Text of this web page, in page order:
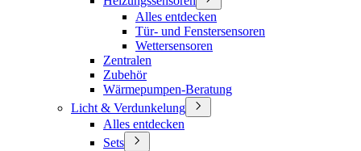
Alles entdecken
Tür- und Fenstersensoren
Wettersensoren
Zentralen
Zubehör
Wärmepumpen-Beratung
Licht & Verdunkelung
Alles entdecken
Sets